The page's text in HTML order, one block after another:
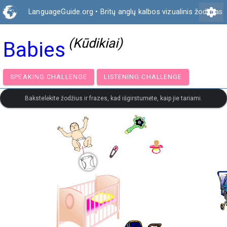
LanguageGuide.org • Britų anglų kalbos vizualinis žodynas
settings
Babies (Kūdikiai)
SPEAKING CHALLENGE LISTENING CHALLENGE
Bakstelėkite žodžius ir frazes, kad išgirstumėte, kaip jie tariami.